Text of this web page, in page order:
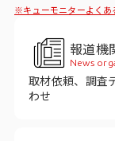
課題から探す
市場・顧客理
戦略設計に関
※キューモニターよくあ
報道機
News
取材依頼、調査
わせ